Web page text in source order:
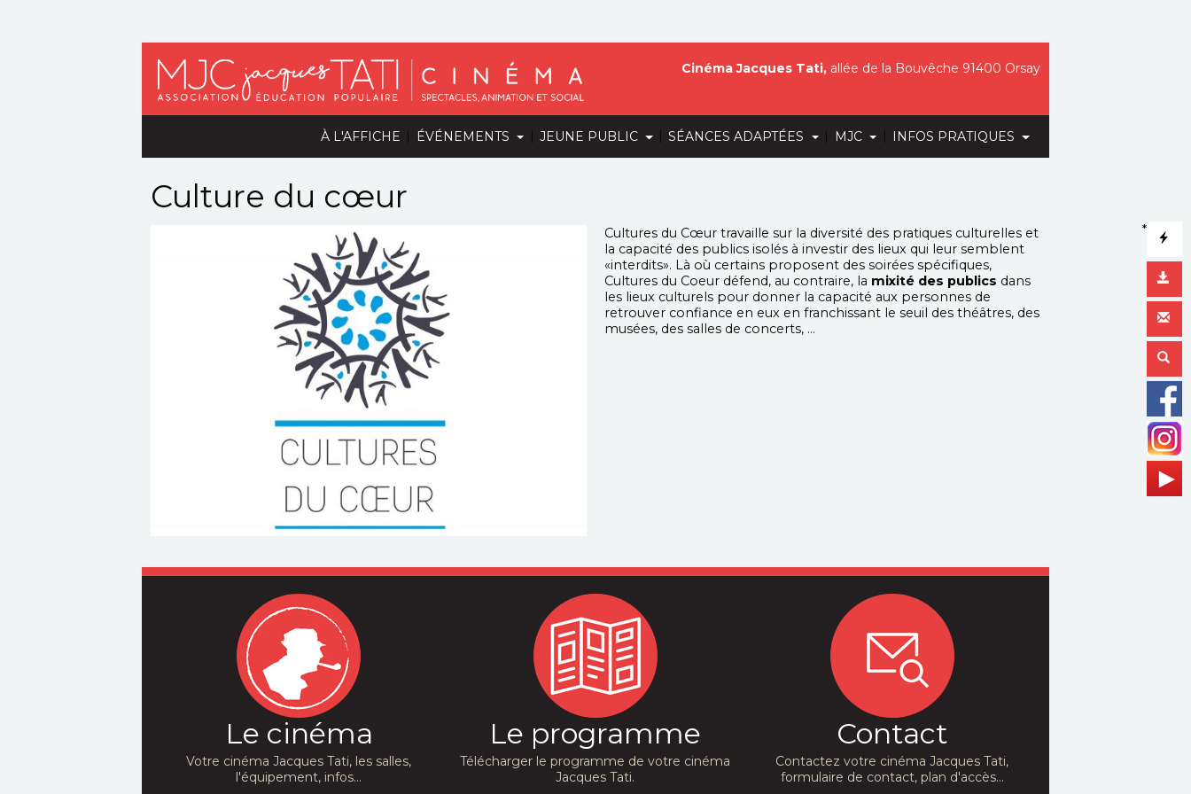
À L'AFFICHE | ÉVÉNEMENTS | JEUNE PUBLIC | SÉANCES ADAPTÉES | MJC | INFOS PRATIQUES
*
Cinéma Jacques Tati, allée de la Bouvêche 91400 Orsay
Culture du cœur
Cultures du Cœur travaille sur la diversité des pratiques culturelles et
la capacité des publics isolés à investir des lieux qui leur semblent
«interdits». Là où certains proposent des soirées spécifiques,
Cultures du Coeur défend, au contraire, la mixité des publics dans
les lieux culturels pour donner la capacité aux personnes de
retrouver confiance en eux en franchissant le seuil des théâtres, des
musées, des salles de concerts, …
Le cinéma
Votre cinéma Jacques Tati, les salles,
l'équipement, infos...
Le programme
Télécharger le programme de votre cinéma
Jacques Tati.
Contact
Contactez votre cinéma Jacques Tati,
formulaire de contact, plan d'accès...